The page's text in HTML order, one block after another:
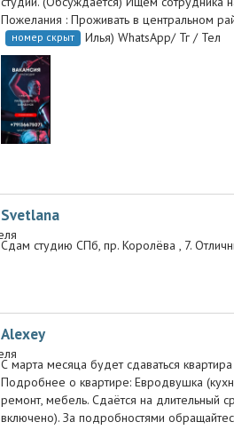
Пожелания : Проживать в центральном
номер скрыт Илья) WhatsApp/ Тг / Тел
Svetlana
Сдам студию СПб, пр. Королёва , 7.
Alexey
С марта месяца будет сдаваться
Подробнее о квартире: Евродвушка
ремонт, мебель. Сдаётся на длительный
включено). За подробностями